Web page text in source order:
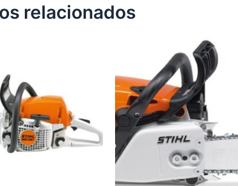
relacionados